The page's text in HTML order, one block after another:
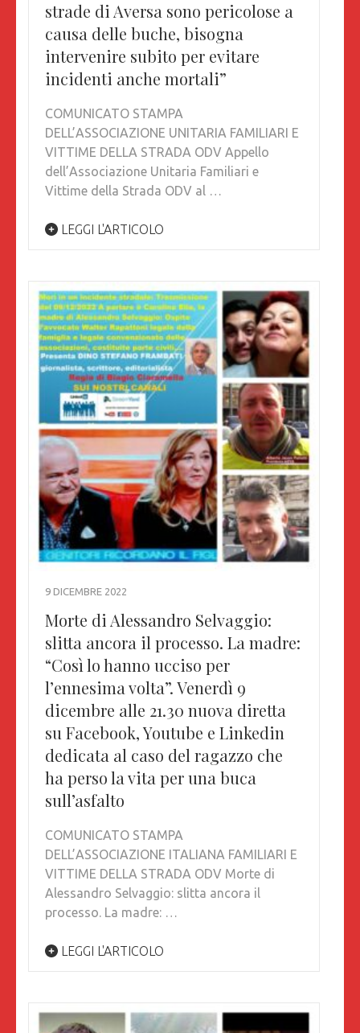
strade di Aversa sono pericolose a
causa delle buche, bisogna
intervenire subito per evitare
incidenti anche mortali”
COMUNICATO STAMPA
DELL’ASSOCIAZIONE UNITARIA FAMILIARI E
VITTIME DELLA STRADA ODV Appello
dell’Associazione Unitaria Familiari e
Vittime della Strada ODV al …
LEGGI L'ARTICOLO
9 DICEMBRE 2022
Morte di Alessandro Selvaggio:
slitta ancora il processo. La madre:
“Così lo hanno ucciso per
l’ennesima volta”. Venerdì 9
dicembre alle 21.30 nuova diretta
su Facebook, Youtube e Linkedin
dedicata al caso del ragazzo che
ha perso la vita per una buca
sull’asfalto
COMUNICATO STAMPA
DELL’ASSOCIAZIONE ITALIANA FAMILIARI E
VITTIME DELLA STRADA ODV Morte di
Alessandro Selvaggio: slitta ancora il
processo. La madre: …
LEGGI L'ARTICOLO